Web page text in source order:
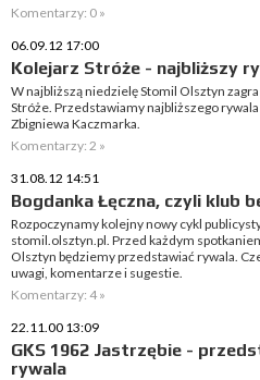
Komentarzy: 0 »
06.09.12 17:00
Kolejarz Stróże - najbliższy
W najbliższą niedzielę Stomil Olsztyn
Stróże. Przedstawiamy najbliższego
Zbigniewa Kaczmarka.
Komentarzy: 2 »
31.08.12 14:51
Bogdanka Łęczna, czyli klub
Rozpoczynamy kolejny nowy cykl
stomil.olsztyn.pl. Przed każdym
Olsztyn będziemy przedstawiać rywala.
uwagi, komentarze i sugestie.
Komentarzy: 4 »
22.11.00 13:09
GKS 1962 Jastrzębie -
rywala